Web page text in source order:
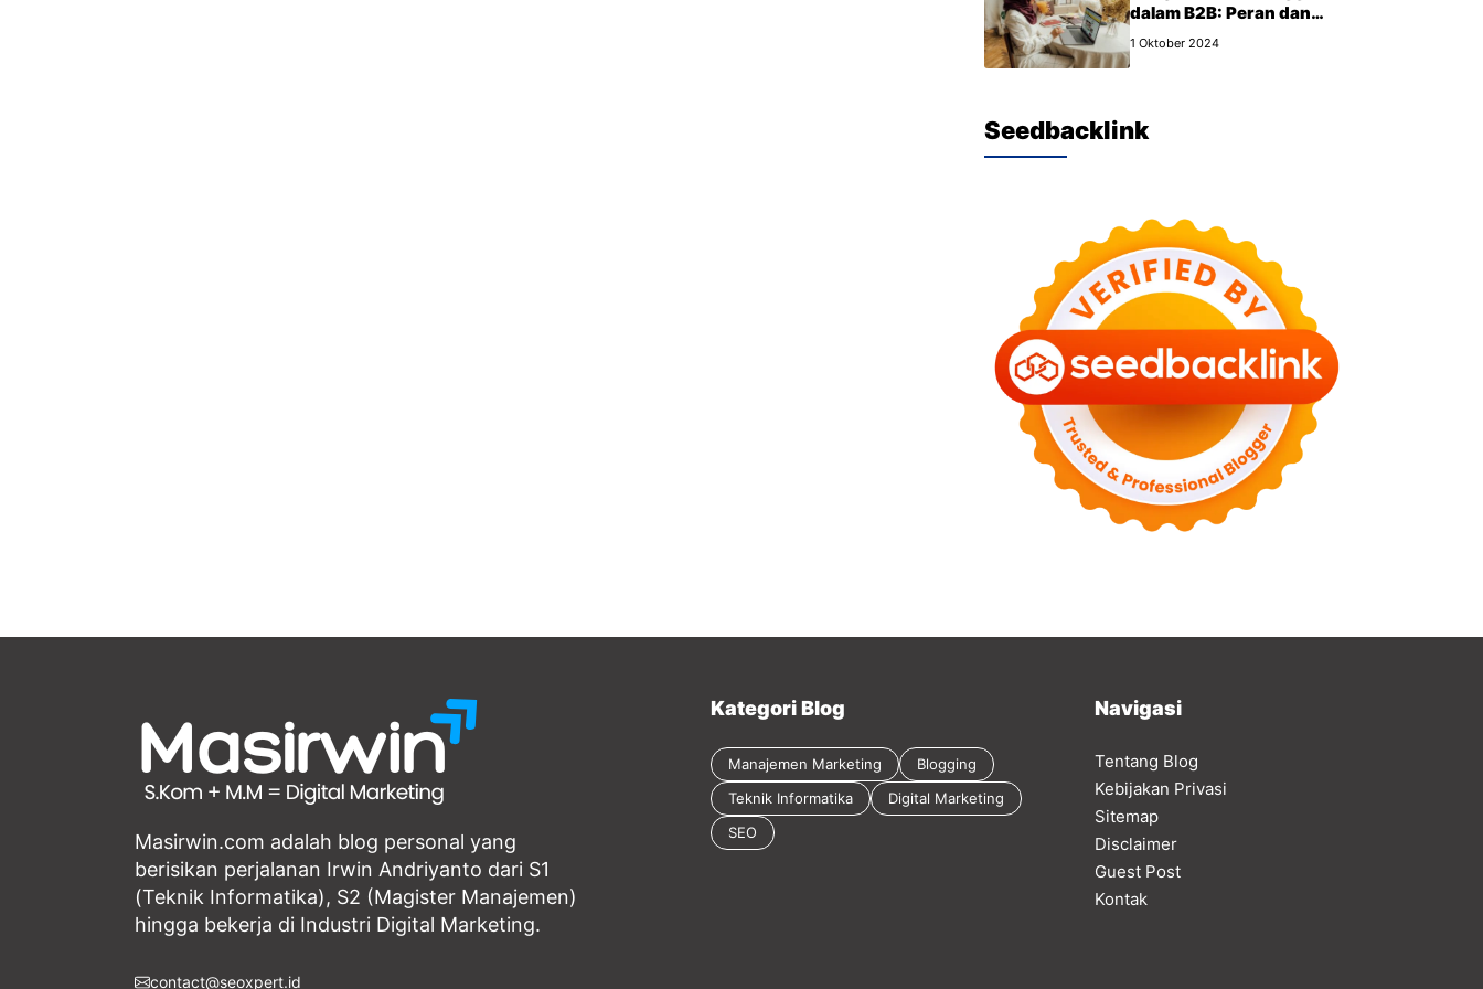
dalam B2B: Peran dan
Manfaat yang Wajib Kamu
1 Oktober 2024
Seedbacklink
Masirwin.com adalah blog personal yang
berisikan perjalanan Irwin Andriyanto dari S1
(Teknik Informatika), S2 (Magister Manajemen)
hingga bekerja di Industri Digital Marketing.
contact@seoxpert.id
Kategori Blog
Manajemen Marketing
Blogging
Teknik Informatika
Digital Marketing
SEO
Navigasi
Tentang Blog
Kebijakan Privasi
Sitemap
Disclaimer
Guest Post
Kontak